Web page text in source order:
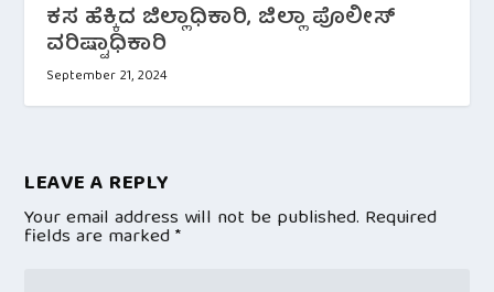
ಕಸ ಹೆಕ್ಕಿದ ಜಿಲ್ಲಾಧಿಕಾರಿ, ಜಿಲ್ಲಾ ಪೊಲೀಸ್
ವರಿಷ್ಟಾಧಿಕಾರಿ
September 21, 2024
LEAVE A REPLY
Your email address will not be published. Required
fields are marked*